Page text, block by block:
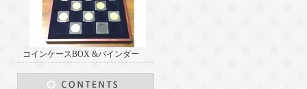
コインケースBOX &バインダー